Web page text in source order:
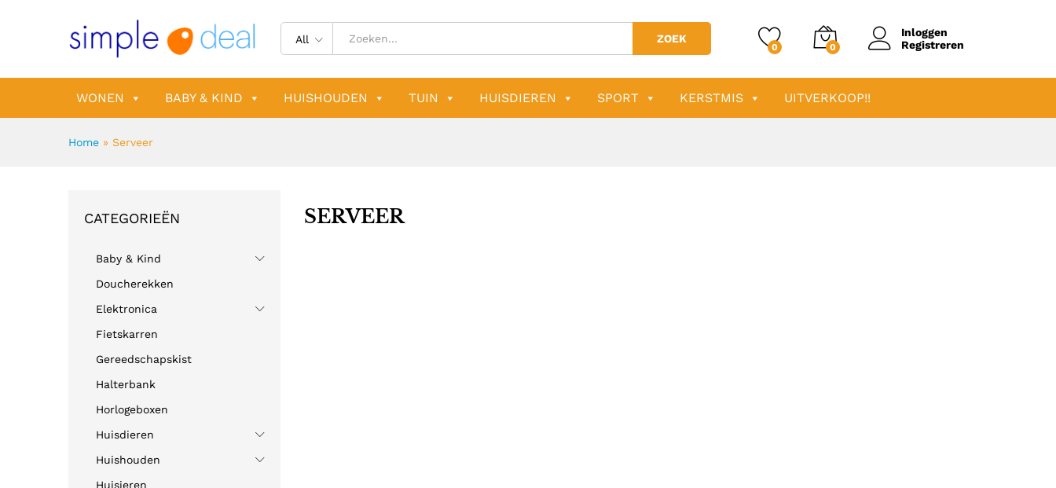
All ZOEK
0 0
Inloggen
Registreren
WONEN BABY & KIND HUISHOUDEN TUIN HUISDIEREN SPORT KERSTMIS UITVERKOOP!!
Home » Serveer
SERVEER
CATEGORIEËN
Baby & Kind
Doucherekken
Elektronica
Fietskarren
Gereedschapskist
Halterbank
Horlogeboxen
Huisdieren
Huishouden
Huisieren